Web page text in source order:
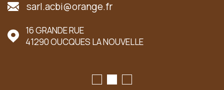
sarl.acbi@orange.fr
16 GRANDE RUE
41290 OUCQUES LA NOUVELLE